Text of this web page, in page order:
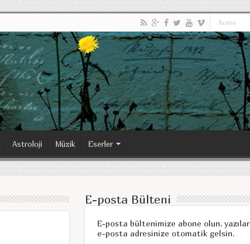
Astroloji Müzik Eserler
E-posta Bülteni
E-posta bültenimize abone olun, yazılar
e-posta adresinize otomatik gelsin.